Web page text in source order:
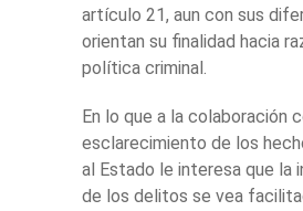
artículo 21, aun con sus
orientan su finalidad hacia
política criminal.
En lo que a la colaboración
esclarecimiento de los
al Estado le interesa que la
de los delitos se vea